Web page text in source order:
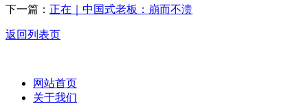
下一篇： 正在｜中国式老板：崩而不溃
返回列表页
网站首页
关于我们